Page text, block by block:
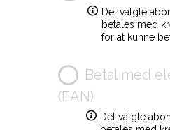
Det valgte
betales med
for at kunne
Betal med
(EAN)
Det valgte